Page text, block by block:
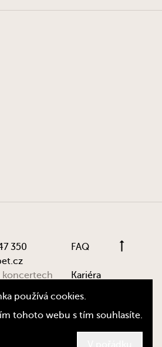
350
koncertech
FAQ
Kariéra
Tibet Club 2024, bydy.st
používá cookies.
tohoto webu s tím souhlasíte.